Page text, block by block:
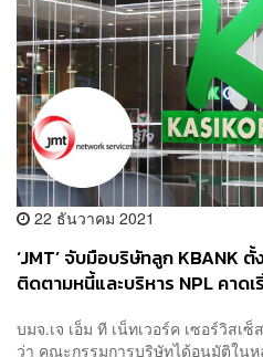
22 ธันวาคม 2021
‘JMT’ จับมือบริษัทลูก KBANK
ติดตามหนี้และบริหาร NPL คาดเ
บมจ.เจ เอ็ม ที เน็ทเวอร์ค เซอร์วิสเ
ว่า คณะกรรมการบริษัทได้อนุมัติใน